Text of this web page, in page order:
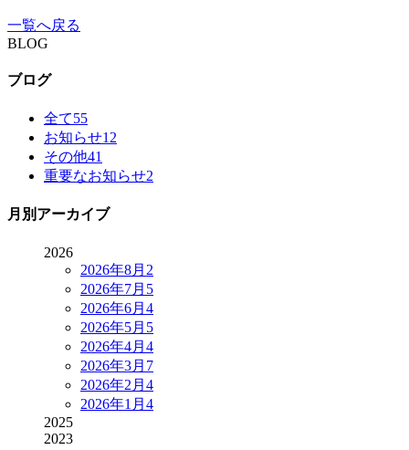
一覧へ戻る
BLOG
ブログ
全て55
お知らせ12
その他41
重要なお知らせ2
月別アーカイブ
2026
2026年8月 2
2026年7月 5
2026年6月 4
2026年5月 5
2026年4月 4
2026年3月 7
2026年2月 4
2026年1月 4
2025
2023